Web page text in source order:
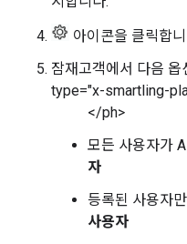
아이콘을 클릭합
잠재고객에서 다음
type="x-smartling-
</ph>
모든 사용자가
자
등록된 사용자
사용자